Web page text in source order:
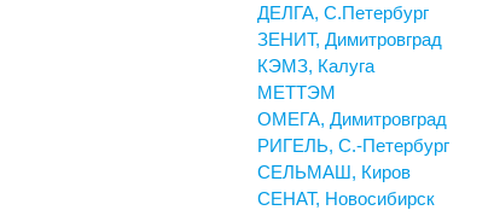
ДЕЛГА, С.Петербург
ЗЕНИТ, Димитровград
КЭМЗ, Калуга
МЕТТЭМ
ОМЕГА, Димитровград
РИГЕЛЬ, С.-Петербург
СЕЛЬМАШ, Киров
СЕНАТ, Новосибирск